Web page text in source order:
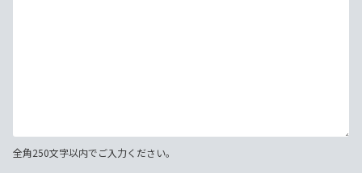
全角250文字以内でご入力ください。